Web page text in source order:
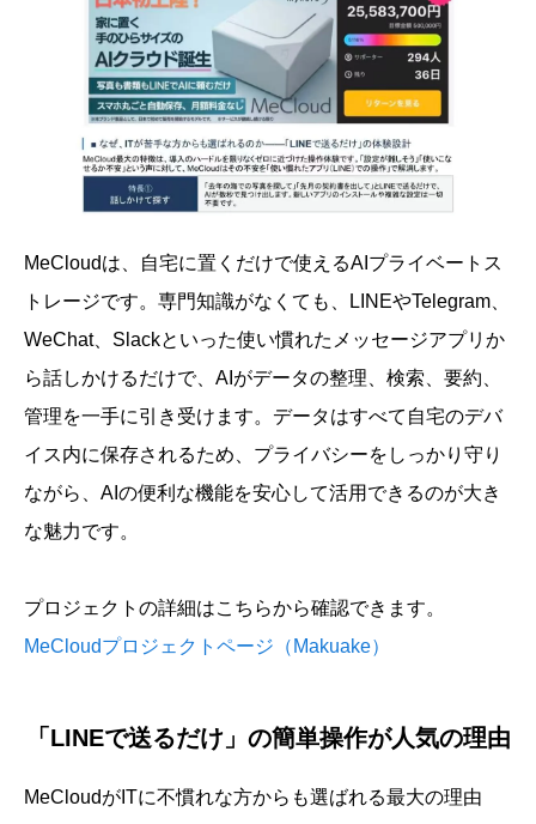
MeCloudは、自宅に置くだけで使えるAIプライベートス
トレージです。専門知識がなくても、LINEやTelegram、
WeChat、Slackといった使い慣れたメッセージアプリか
ら話しかけるだけで、AIがデータの整理、検索、要約、
管理を一手に引き受けます。データはすべて自宅のデバ
イス内に保存されるため、プライバシーをしっかり守り
ながら、AIの便利な機能を安心して活用できるのが大き
な魅力です。
プロジェクトの詳細はこちらから確認できます。
MeCloudプロジェクトページ（Makuake）
「LINEで送るだけ」の簡単操作が人気の理由
MeCloudがITに不慣れな方からも選ばれる最大の理由